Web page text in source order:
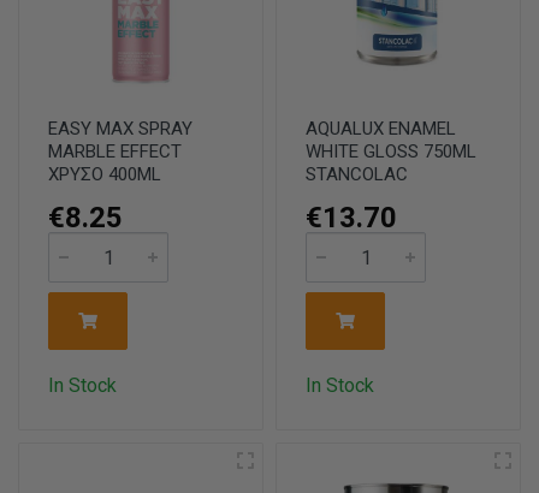
EASY MAX SPRAY
MARBLE EFFECT
ΧΡΥΣΟ 400ML
€8.25
In Stock
AQUALUX ENAMEL
WHITE GLOSS 750ML
STANCOLAC
€13.70
In Stock